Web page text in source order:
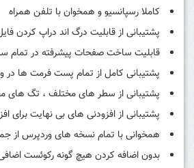
کاملا رسپانسیو و همخوان با تلفن همراه
پشتیبانی از قابلیت درگ اند دراپ کردن
قابلیت ساخت صفحات پیشرفته در تمام
پشتیبانی کامل از تمام پست فرمت ها در
پشتیبانی از سطر های مختلف ، تگ های
پشتیبانی از افزودنی های بی نهایت برای
همخوانی با تمام نسخه های وردپرس از
بدون اضافه کردن هیچ گونه رکوئست